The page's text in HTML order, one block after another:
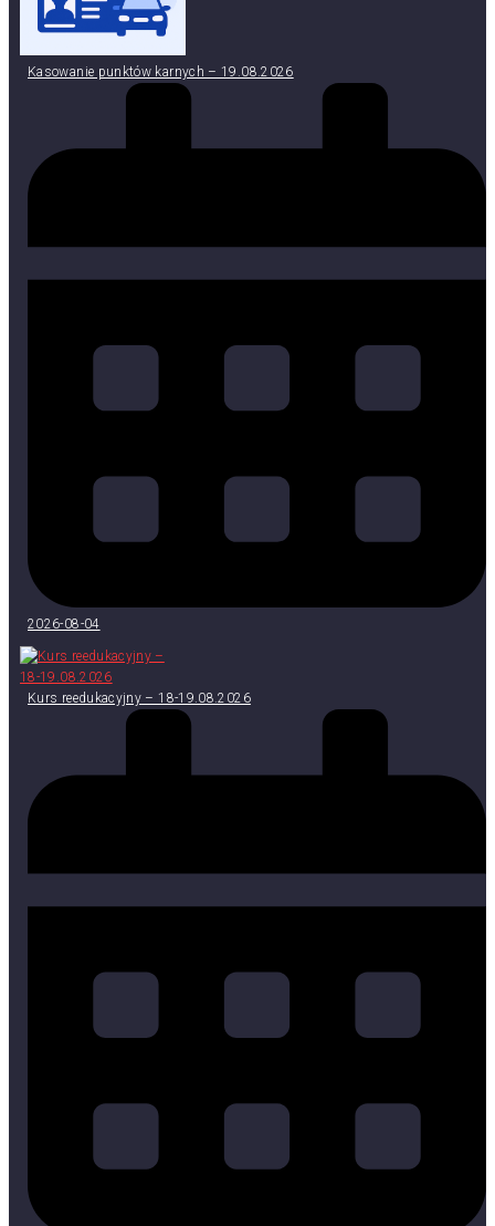
Kasowanie punktów karnych – 19.08.2026
2026-08-04
Kurs reedukacyjny – 18-19.08.2026